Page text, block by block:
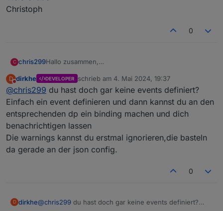
Christoph
0
C chris299Hallo zusammen,
aber in der events-object-struktur ist kein eintrag.
mache ich da was falsch?
EDIT: anscheinend stimmt da was anderes nicht:
aber die debug ausgabe sieht ok aus
was kann ich da machen?
für bestimmte Kalender Einträge. Hat das evtl. schon
D
Nicht stören
dirkhe DEVELOPER schrieb am 4. Mai 2024, 19:37
zuletzt editiert von
@chris299 du hast doch gar keine events definiert?
Einfach ein event definieren und dann kannst du an den
entsprechenden dp ein binding machen und dich
benachrichtigen lassen
Die warnings kannst du erstmal ignorieren,die basteln
da gerade an der json config.
0
D dirkhe@chris299 du hast doch gar keine events definiert?